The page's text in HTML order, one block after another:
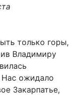
только горы,
Владимиру
Нас ожидало
Закарпатье,